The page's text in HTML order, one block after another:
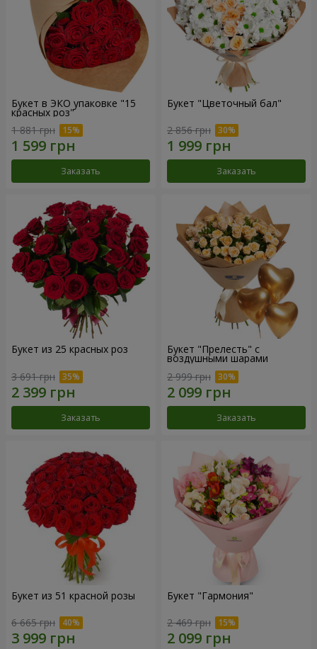
Букет в ЭКО упаковке "15
красных роз"
1 881 грн
Заказать
Букет "Цветочный бал"
2 856 грн
Заказать
Букет из 25 красных роз
3 691 грн
Заказать
Букет "Прелесть" с
воздушными шарами
2 999 грн
Заказать
Букет из 51 красной розы
6 665 грн
Букет "Гармония"
2 469 грн